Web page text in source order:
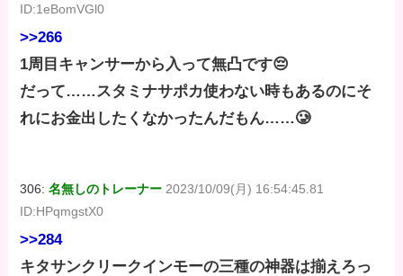
ID:1eBomVGl0
>>266
1周目キャンサーから入って無凸です😔
だって……スタミナサポカ使わない時もあるのにそ
れにお金出したくなかったんだもん……🥲
306:名無しのトレーナー 2023/10/09(月) 16:54:45.81
ID:HPqmgstX0
>>284
キタサンクリークインモーの三種の神器は揃えろっ